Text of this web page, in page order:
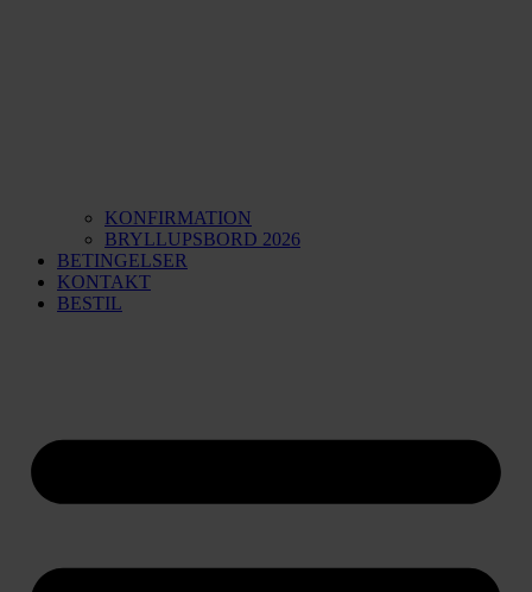
KONFIRMATION
BRYLLUPSBORD 2026
BETINGELSER
KONTAKT
BESTIL